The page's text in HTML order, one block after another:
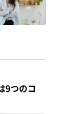
9つのコ